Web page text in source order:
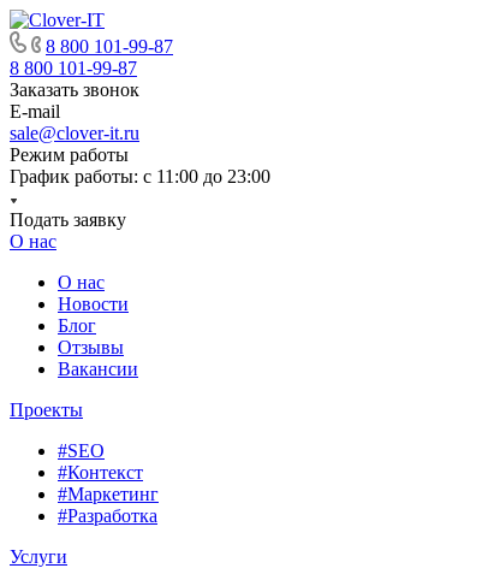
8 800 101-99-87
8 800 101-99-87
Заказать звонок
E-mail
sale@clover-it.ru
Режим работы
График работы: с 11:00 до 23:00
Подать заявку
О нас
О нас
Новости
Блог
Отзывы
Вакансии
Проекты
#SEO
#Контекст
#Маркетинг
#Разработка
Услуги